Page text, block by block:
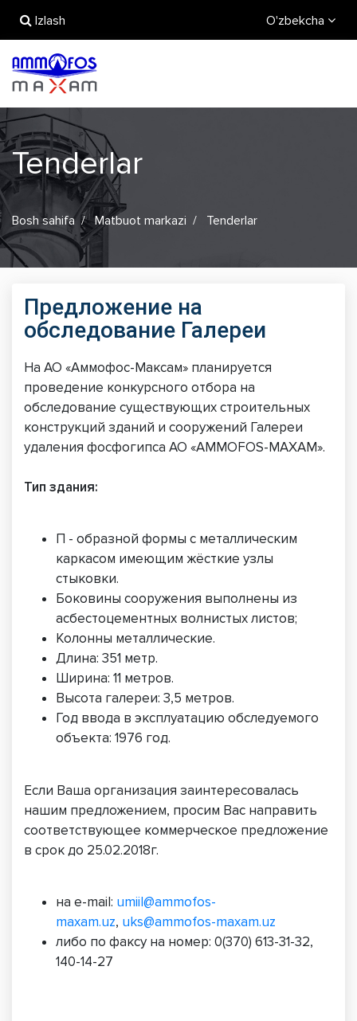
Izlash O'zbekcha
Tenderlar
Bosh sahifa Matbuot markazi Tenderlar
Предложение на
обследование Галереи
На АО «Аммофос-Максам» планируется
проведение конкурсного отбора на
обследование существующих строительных
конструкций зданий и сооружений Галереи
удаления фосфогипса АО «AMMOFOS-MAXAM».
Тип здания:
П - образной формы с металлическим
каркасом имеющим жёсткие узлы
стыковки.
Боковины сооружения выполнены из
асбестоцементных волнистых листов;
Колонны металлические.
Длина: 351 метр.
Ширина: 11 метров.
Высота галереи: 3,5 метров.
Год ввода в эксплуатацию обследуемого
объекта: 1976 год.
Если Ваша организация заинтересовалась
нашим предложением, просим Вас направить
соответствующее коммерческое предложение
в срок до 25.02.2018г.
на e-mail: umiil@ammofos-
maxam.uz, uks@ammofos-maxam.uz
либо по факсу на номер: 0(370) 613-31-32,
140-14-27